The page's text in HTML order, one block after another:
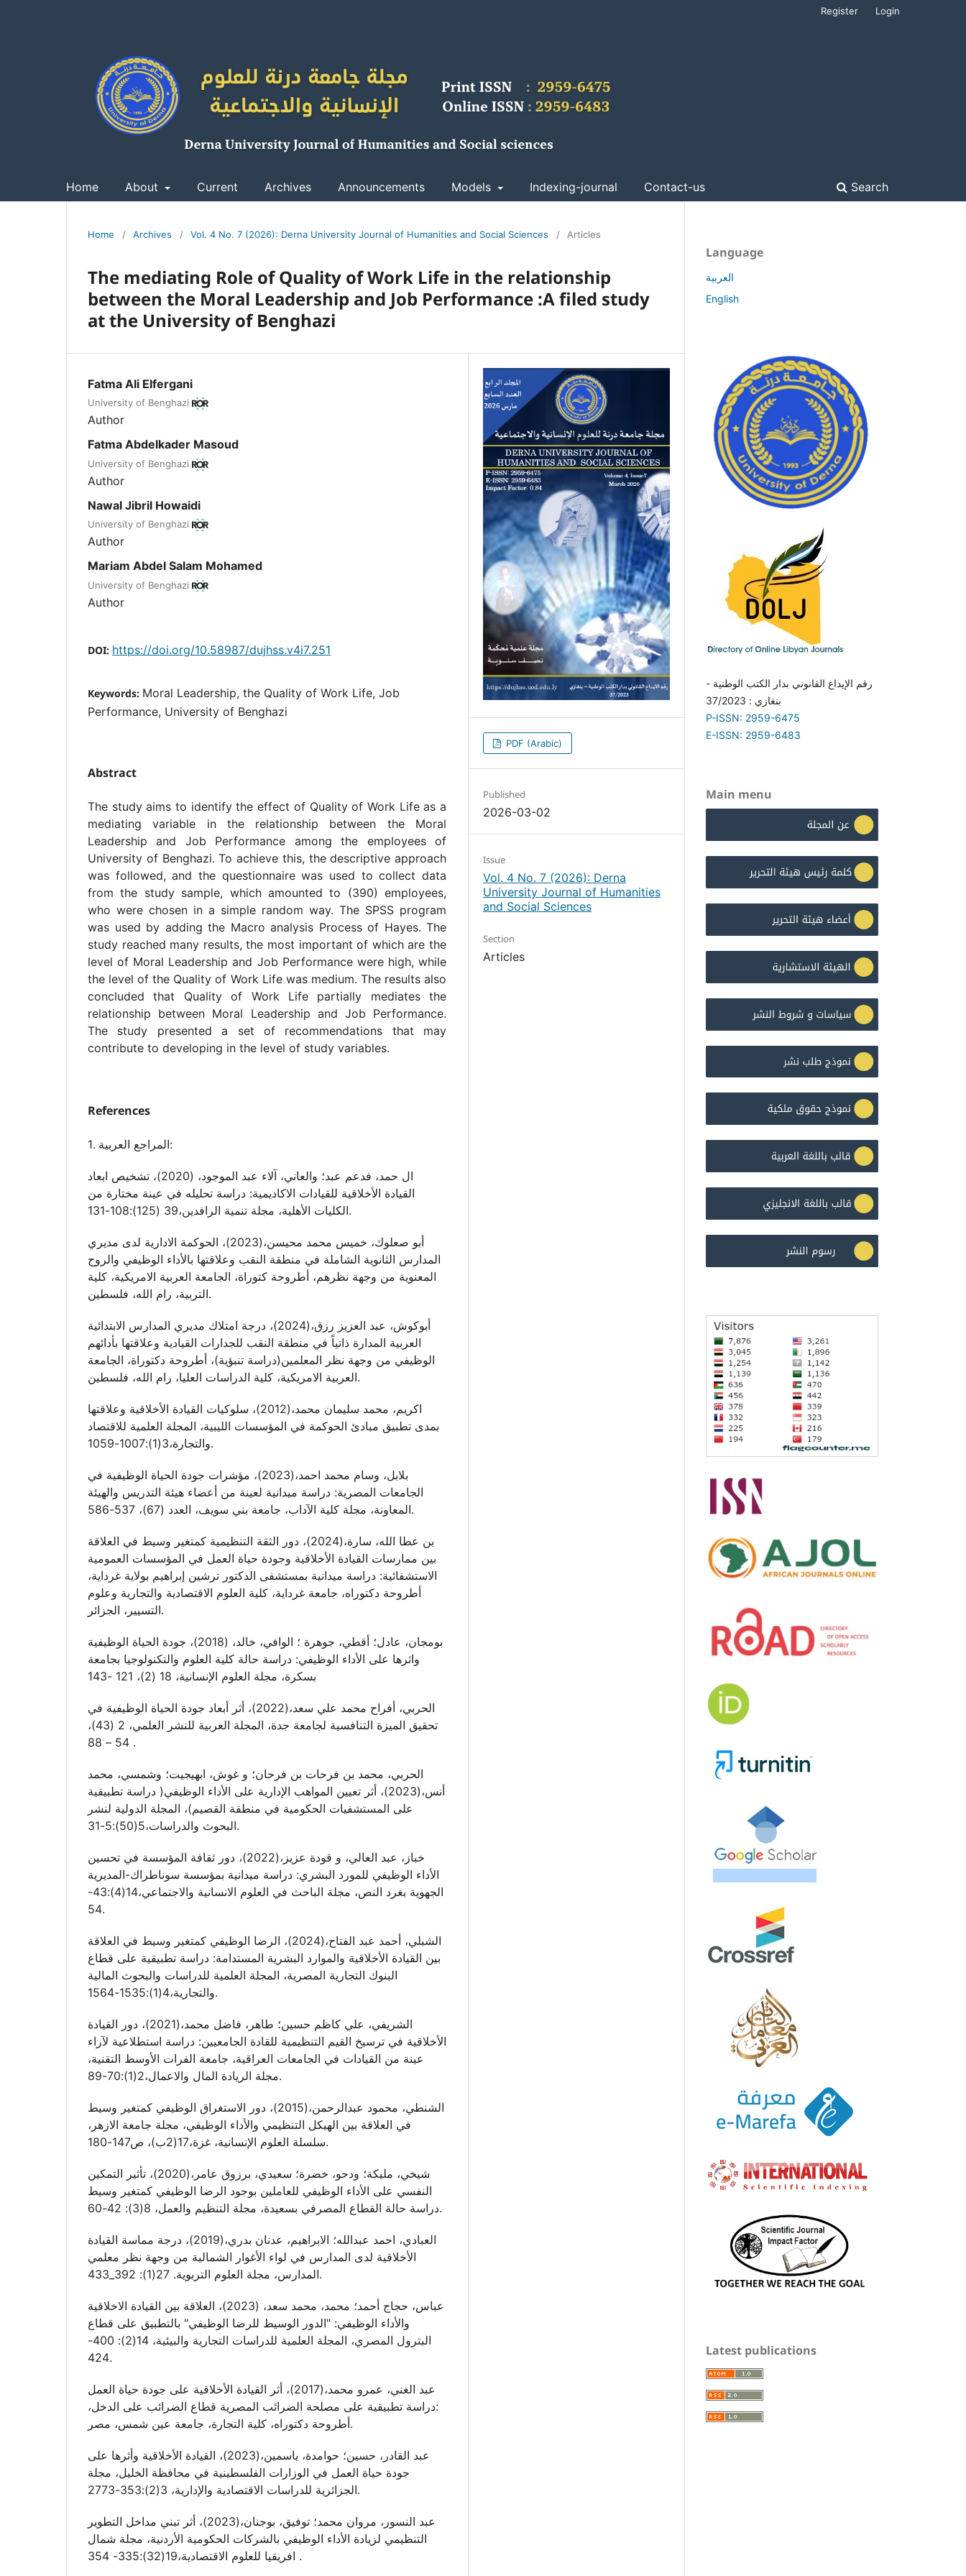
Home About Current Archives Announcements Models Indexing-journal Contact-us Search
Register Login
Home / Archives / Vol. 4 No. 7 (2026): Derna University Journal of Humanities and Social Sciences / Articles
The mediating Role of Quality of Work Life in the relationship
between the Moral Leadership and Job Performance :A filed study
at the University of Benghazi
Fatma Ali Elfergani
University of Benghazi
Author
Fatma Abdelkader Masoud
University of Benghazi
Author
Nawal Jibril Howaidi
University of Benghazi
Author
Mariam Abdel Salam Mohamed
University of Benghazi
Author
DOI: https://doi.org/10.58987/dujhss.v4i7.251
Keywords: Moral Leadership, the Quality of Work Life, Job
Performance, University of Benghazi
Abstract
The study aims to identify the effect of Quality of Work Life as a
mediating variable in the relationship between the Moral
Leadership and Job Performance among the employees of
University of Benghazi. To achieve this, the descriptive approach
was followed, and the questionnaire was used to collect data
from the study sample, which amounted to (390) employees,
who were chosen in a simple random way. The SPSS program
was used by adding the Macro analysis Process of Hayes. The
study reached many results, the most important of which are the
level of Moral Leadership and Job Performance were high, while
the level of the Quality of Work Life was medium. The results also
concluded that Quality of Work Life partially mediates the
relationship between Moral Leadership and Job Performance.
The study presented a set of recommendations that may
contribute to developing in the level of study variables.
References
1. المراجع العربية:
ال حمد، فدعم عبد؛ والعاني، آلاء عبد الموجود، (2020)، تشخيص ابعاد
القيادة الأخلاقية للقيادات الاكاديمية: دراسة تحليله في عينة مختارة من
الكليات الأهلية، مجلة تنمية الرافدين،39 (125):108-131.
أبو صعلوك، خميس محمد محيسن،(2023)، الحوكمة الادارية لدى مديري
المدارس الثانوية الشاملة في منطقة النقب وعلاقتها بالأداء الوظيفي والروح
المعنوية من وجهة نظرهم، أطروحة كتوراة، الجامعة العربية الامريكية، كلية
التربية، رام الله، فلسطين.
أبوكوش، عبد العزيز رزق،(2024)، درجة امتلاك مديري المدارس الابتدائية
العربية المدارة ذاتياً في منطقة النقب للجدارات القيادية وعلاقتها بأدائهم
الوظيفي من وجهة نظر المعلمين(دراسة تنبؤية)، أطروحة دكتوراة، الجامعة
العربية الامريكية، كلية الدراسات العليا، رام الله، فلسطين.
اكريم، محمد سليمان محمد،(2012)، سلوكيات القيادة الأخلاقية وعلاقتها
بمدى تطبيق مبادئ الحوكمة في المؤسسات الليبية، المجلة العلمية للاقتصاد
والتجارة،3(1):1007-1059.
بلابل، وسام محمد احمد،(2023)، مؤشرات جودة الحياة الوظيفية في
الجامعات المصرية: دراسة ميدانية لعينة من أعضاء هيئة التدريس والهيئة
المعاونة، مجلة كلية الآداب، جامعة بني سويف، العدد (67)، 537-586.
بن عطا الله، سارة،(2024)، دور الثقة التنظيمية كمتغير وسيط في العلاقة
بين ممارسات القيادة الأخلاقية وجودة حياة العمل في المؤسسات العمومية
الاستشفائية: دراسة ميدانية بمستشفى الدكتور ترشين إبراهيم بولاية غرداية،
أطروحة دكتوراه، جامعة غرداية، كلية العلوم الاقتصادية والتجارية وعلوم
التسيير، الجزائر.
بومجان، عادل؛ أقطي، جوهرة ؛ الوافي، خالد، (2018)، جودة الحياة الوظيفية
واثرها على الأداء الوظيفي: دراسة حالة كلية العلوم والتكنولوجيا بجامعة
بسكرة، مجلة العلوم الإنسانية، 18 (2)، 121 -143
الحربي، أفراح محمد علي سعد،(2022)، أثر أبعاد جودة الحياة الوظيفية في
تحقيق الميزة التنافسية لجامعة جدة، المجلة العربية للنشر العلمي، 2 (43)،
54 – 88 .
الحربي، محمد بن فرحات بن فرحان؛ و غوش، ابهيجيت؛ وشمسي، محمد
أنس،(2023)، أثر تعيين المواهب الإدارية على الأداء الوظيفي( دراسة تطبيقية
على المستشفيات الحكومية في منطقة القصيم)، المجلة الدولية لنشر
البحوث والدراسات،5(50):5-31.
خباز، عبد العالي، و قودة عزيز،(2022)، دور ثقافة المؤسسة في تحسين
الأداء الوظيفي للمورد البشري: دراسة ميدانية بمؤسسة سوناطراك-المديرية
الجهوية بغرد النص، مجلة الباحث في العلوم الانسانية والاجتماعي،14(4):43-
54.
الشبلي، أحمد عبد الفتاح،(2024)، الرضا الوظيفي كمتغير وسيط في العلاقة
بين القيادة الأخلاقية والموارد البشرية المستدامة: دراسة تطبيقية على قطاع
البنوك التجارية المصرية، المجلة العلمية للدراسات والبحوث المالية
والتجارية،4(1):1535-1564.
الشريفي، علي كاظم حسين؛ طاهر، فاضل محمد،(2021)، دور القيادة
الأخلاقية في ترسيخ القيم التنظيمية للقادة الجامعيين: دراسة استطلاعية لآراء
عينة من القيادات في الجامعات العراقية، جامعة الفرات الأوسط التقنية،
مجلة الريادة المال والاعمال،2(1):70-89.
الشنطي، محمود عبدالرحمن،(2015)، دور الاستغراق الوظيفي كمتغير وسيط
في العلاقة بين الهيكل التنظيمي والأداء الوظيفي، مجلة جامعة الازهر،
سلسلة العلوم الإنسانية، غزة،17(2ب)، ص147-180.
شيخي، مليكة؛ ودحو، خضرة؛ سعيدي، برزوق عامر،(2020)، تأثير التمكين
النفسي على الأداء الوظيفي للعاملين بوجود الرضا الوظيفي كمتغير وسيط
دراسة حالة القطاع المصرفي بسعيدة، مجلة التنظيم والعمل، 8(3): 42-60.
العبادي، احمد عبدالله؛ الابراهيم، عدنان بدري،(2019)، درجة مماسة القيادة
الأخلاقية لدى المدارس في لواء الأغوار الشمالية من وجهة نظر معلمي
المدارس، مجلة العلوم التربوية. 27(1): 392_433.
عباس، حجاج أحمد؛ محمد، محمد سعد، (2023)، العلاقة بين القيادة الاخلاقية
والأداء الوظيفي: "الدور الوسيط للرضا الوظيفي" بالتطبيق على قطاع
البترول المصري، المجلة العلمية للدراسات التجارية والبيئية، 14(2): 400-
424.
عبد الغني، عمرو محمد،(2017)، أثر القيادة الأخلاقية على جودة حياة العمل
:دراسة تطبيقية على مصلحة الضرائب المصرية قطاع الضرائب على الدخل،
أطروحة دكتوراه، كلية التجارة، جامعة عين شمس، مصر.
عبد القادر، حسين؛ حوامدة، ياسمين،(2023)، القيادة الأخلاقية وأثرها على
جودة حياة العمل في الوزارات الفلسطينية في محافظة الخليل، مجلة
الجزائرية للدراسات الاقتصادية والإدارية، 3(2):353-2773.
عبد النسور، مروان محمد؛ توفيق، بوجنان،(2023)، أثر تبني مداخل التطوير
التنظيمي لزيادة الأداء الوظيفي بالشركات الحكومية الأردنية، مجلة شمال
افريقيا للعلوم الاقتصادية،19(32):335- 354 .
PDF (Arabic)
Published
2026-03-02
Issue
Vol. 4 No. 7 (2026): Derna
University Journal of Humanities
and Social Sciences
Section
Articles
Language
العربية
English
رقم الإيداع القانوني بدار الكتب الوطنية -
بنغازي : 37/2023
P-ISSN: 2959-6475
E-ISSN: 2959-6483
Main menu
Latest publications